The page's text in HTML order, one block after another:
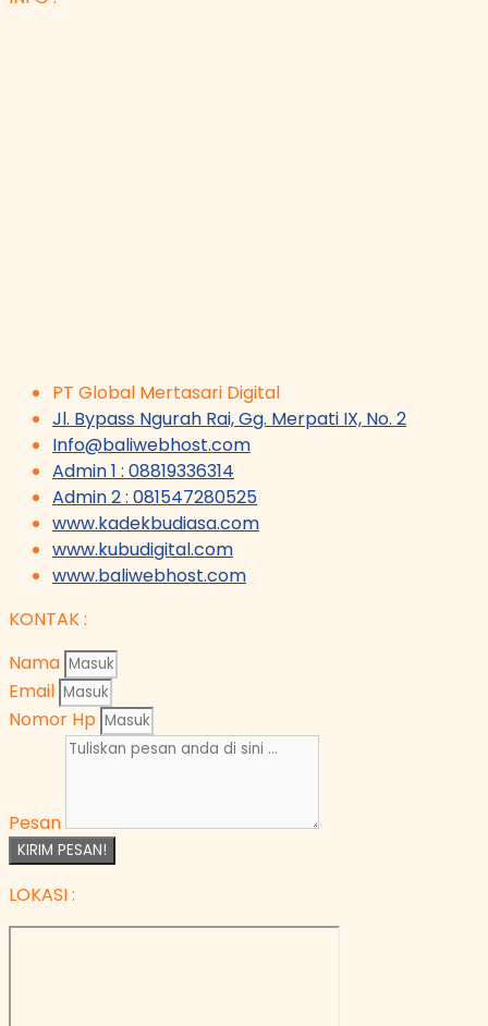
PT Global Mertasari Digital
Jl. Bypass Ngurah Rai, Gg. Merpati IX, No. 2
Info@baliwebhost.com
Admin 1 : 08819336314
Admin 2 : 081547280525
www.kadekbudiasa.com
www.kubudigital.com
www.baliwebhost.com
KONTAK :
Nama
Email
Nomor Hp
Pesan
KIRIM PESAN!
LOKASI :